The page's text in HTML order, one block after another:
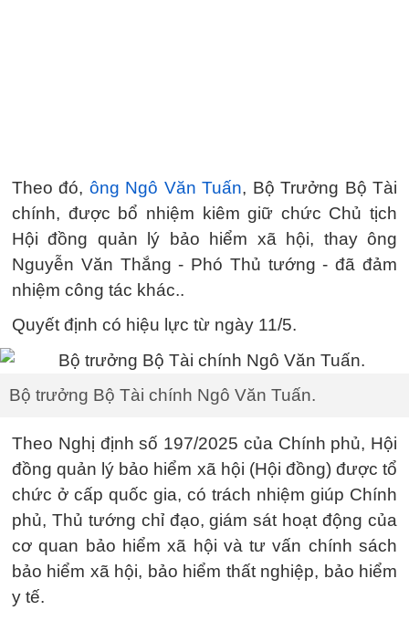
Theo đó, ông Ngô Văn Tuấn, Bộ Trưởng Bộ Tài
chính, được bổ nhiệm kiêm giữ chức Chủ tịch
Hội đồng quản lý bảo hiểm xã hội, thay ông
Nguyễn Văn Thắng - Phó Thủ tướng - đã đảm
nhiệm công tác khác..
Quyết định có hiệu lực từ ngày 11/5.
Bộ trưởng Bộ Tài chính Ngô Văn Tuấn.
Theo Nghị định số 197/2025 của Chính phủ, Hội
đồng quản lý bảo hiểm xã hội (Hội đồng) được tổ
chức ở cấp quốc gia, có trách nhiệm giúp Chính
phủ, Thủ tướng chỉ đạo, giám sát hoạt động của
cơ quan bảo hiểm xã hội và tư vấn chính sách
bảo hiểm xã hội, bảo hiểm thất nghiệp, bảo hiểm
y tế.